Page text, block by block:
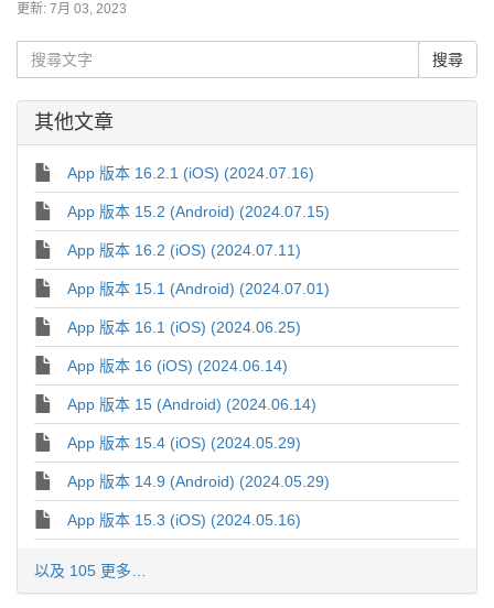
更新: 7月 03, 2023
其他文章
App 版本 16.2.1 (iOS) (2024.07.16)
App 版本 15.2 (Android) (2024.07.15)
App 版本 16.2 (iOS) (2024.07.11)
App 版本 15.1 (Android) (2024.07.01)
App 版本 16.1 (iOS) (2024.06.25)
App 版本 16 (iOS) (2024.06.14)
App 版本 15 (Android) (2024.06.14)
App 版本 15.4 (iOS) (2024.05.29)
App 版本 14.9 (Android) (2024.05.29)
App 版本 15.3 (iOS) (2024.05.16)
以及 105 更多…